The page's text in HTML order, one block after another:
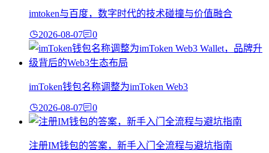
imtoken与百度，数字时代的技术碰撞与价值融合
2026-08-07 0
imToken钱包名称调整为imToken Web3
2026-08-07 0
注册IM钱包的答案，新手入门全流程与避坑指南